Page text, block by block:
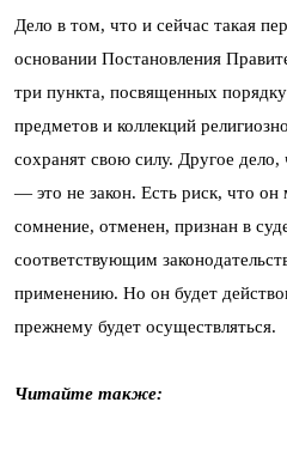
Дело в том, что и сейчас такая
основании Постановления
три пункта, посвященных
предметов и коллекций
сохранят свою силу. Другое
— это не закон. Есть риск, что
сомнение, отменен, признан в
соответствующим
применению. Но он будет
прежнему будет осуществляться.
Читайте также: